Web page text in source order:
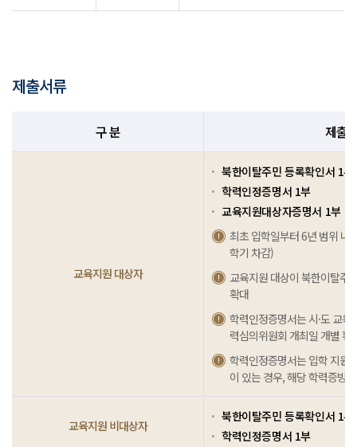
제출서류
구 분 제출
교육지원 대상자
북한이탈주민 등록확인서 1부
학력인정증명서 1부
교육지원대상자증명서 1부
최초 입학일부터 6년 범위 내
학기 차감)
교육지원 대상이 북한이탈주
확대
학력인정증명서는 시·도 교
력심의위원회 개최일 개별 확
학력인정증명서는 입학 지원
이 있는 경우, 해당 학력증빙
교육지원 비대상자
북한이탈주민 등록확인서 1부
학력인정증명서 1부